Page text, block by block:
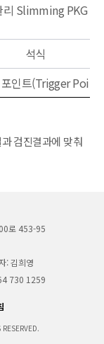
리 Slimming PKGⅠ
석식
인트(Trigger Point)
검진결과에 맞춰
로 453-95
김희영
730 1259